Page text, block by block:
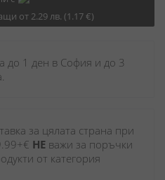
от 2.29 лв. (1.17 €)
до 1 ден в София и до 3
за цялата страна при
НЕ важи за поръчки
от категория